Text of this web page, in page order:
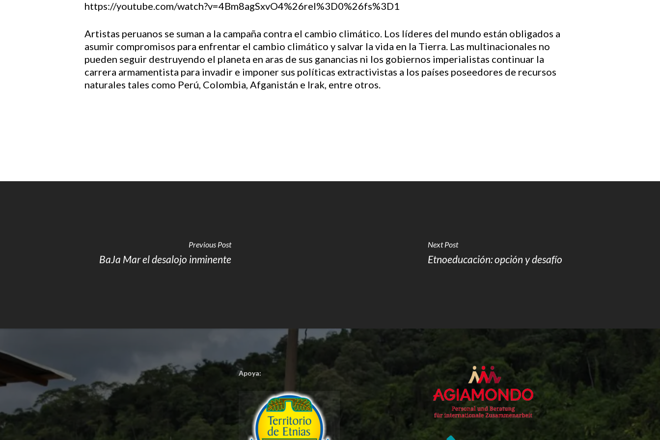
Hit enter to search or ESC to close
https://youtube.com/watch?v=4Bm8agSxvO4%26rel%3D0%26fs%3D1
Artistas peruanos se suman a la campaña contra el cambio climático. Los líderes del mundo están obligados a
asumir compromisos para enfrentar el cambio climático y salvar la vida en la Tierra. Las multinacionales no
pueden seguir destruyendo el planeta en aras de sus ganancias ni los gobiernos imperialistas continuar la
carrera armamentista para invadir e imponer sus políticas extractivistas a los países poseedores de recursos
naturales tales como Perú, Colombia, Afganistán e Irak, entre otros.
Previous Post
BaJa Mar el desalojo inminente
Next Post
Etnoeducación: opción y desafío
Apoya: